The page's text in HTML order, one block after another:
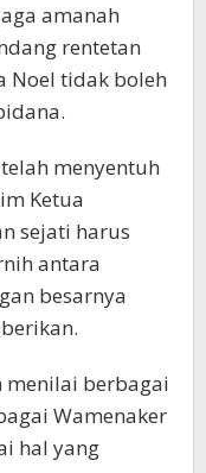
amanah
rentetan
Noel tidak boleh
menyentuh
Ketua
sejati harus
antara
besarnya
menilai berbagai
Wamenaker
hal yang